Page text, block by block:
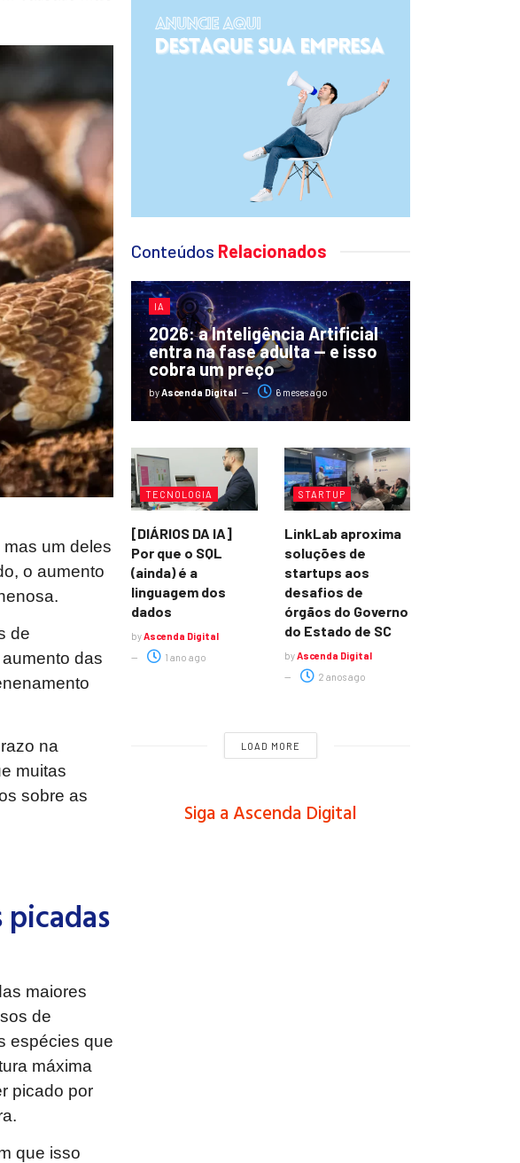
um deles
o aumento
de
das
na
muitas
sobre as
maiores
de
espécies que
máxima
picado por
que isso
Conteúdos Relacionados
IA
2026: a Inteligência Artificial
entra na fase adulta — e isso
cobra um preço
byAscenda Digital 6 meses ago
TECNOLOGIA
[DIÁRIOS DA IA]
Por que o SQL
(ainda) é a
linguagem dos
dados
byAscenda Digital
1 ano ago
STARTUP
LinkLab aproxima
soluções de
startups aos
desafios de
órgãos do Governo
do Estado de SC
byAscenda Digital
2 anos ago
LOAD MORE
Siga a Ascenda Digital